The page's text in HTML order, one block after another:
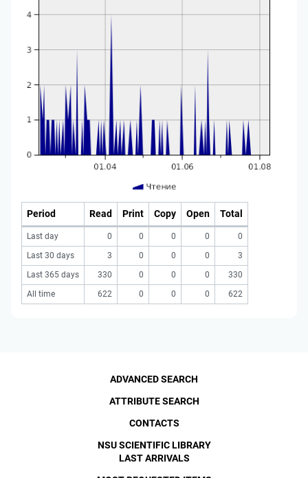
Period Read Print Copy Open Total
Last day 0 0 0 0
0
Last 30 days
3 0 0 0
3
Last 365 days
330 0 0 0
330
All time
622 0 0 0 622
ADVANCED SEARCH
ATTRIBUTE SEARCH
CONTACTS
NSU SCIENTIFIC LIBRARY
LAST ARRIVALS